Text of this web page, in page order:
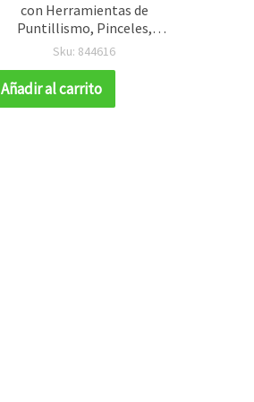
con Herramientas de
Puntillismo, Pinceles,
Paleta y Plantillas – Set de
Sku: 844616
Añadir al carrito